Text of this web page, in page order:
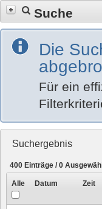
Suche
Die
Für ein
Suchergebnis
400 Einträge /0
Alle Datum Zeit